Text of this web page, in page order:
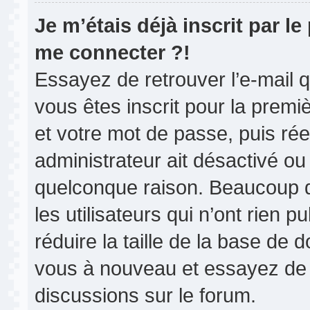
Je m’étais déjà inscrit par
me connecter ?!
Essayez de retrouver l’e-mail
vous êtes inscrit pour la
et votre mot de passe, puis
administrateur ait désactivé
quelconque raison. Beaucoup
les utilisateurs qui n’ont rien
réduire la taille de la base de
vous à nouveau et essayez
discussions sur le forum.